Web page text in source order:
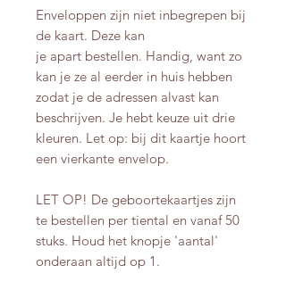
Enveloppen zijn niet inbegrepen bij
de kaart. Deze kan
je apart bestellen. Handig, want zo
kan je ze al eerder in huis hebben
zodat je de adressen alvast kan
beschrijven. Je hebt keuze uit drie
kleuren. Let op: bij dit kaartje hoort
een vierkante envelop.
LET OP! De geboortekaartjes zijn
te bestellen per tiental en vanaf 50
stuks. Houd het knopje 'aantal'
onderaan altijd op 1.